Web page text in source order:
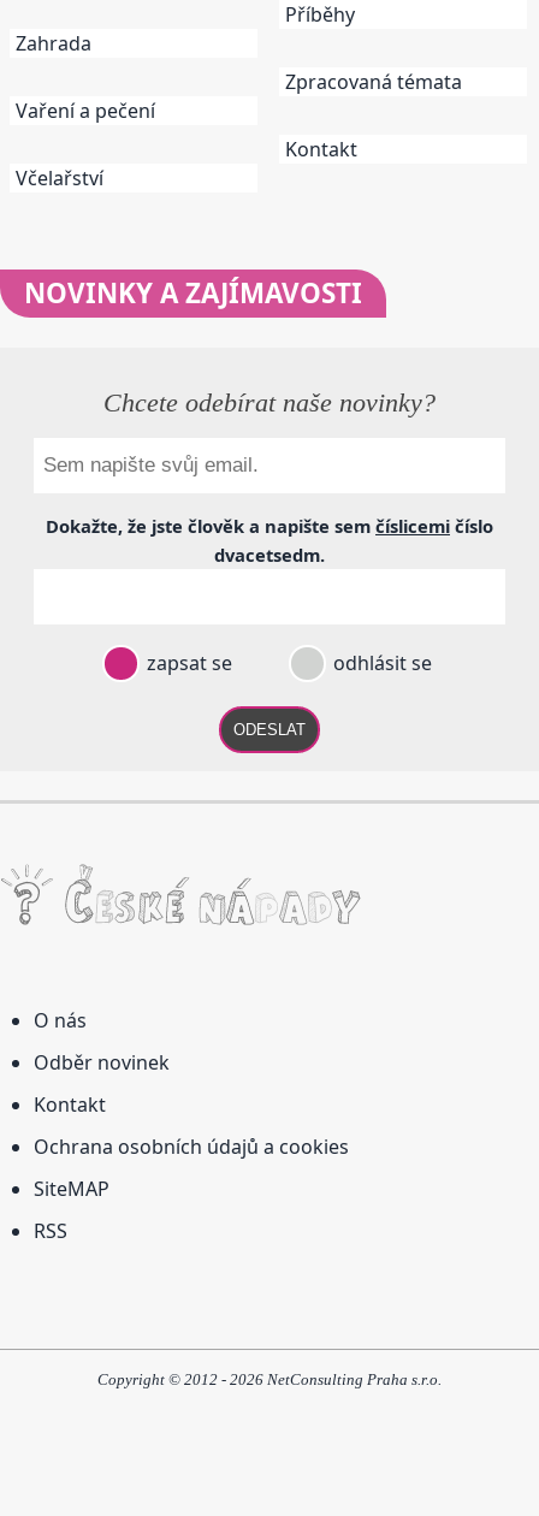
Zahrada
Vaření a pečení
Včelařství
Příběhy
Zpracovaná témata
Kontakt
NOVINKYA ZAJÍMAVOSTI
Chcete odebírat naše novinky?
Dokažte, že jste člověk a napište sem číslicemi číslo
dvacetsedm.
zapsat se odhlásit se
ODESLAT
O nás
Odběr novinek
Kontakt
Ochrana osobních údajů a cookies
SiteMAP
RSS
Copyright © 2012 - 2026 NetConsulting Praha s.r.o.